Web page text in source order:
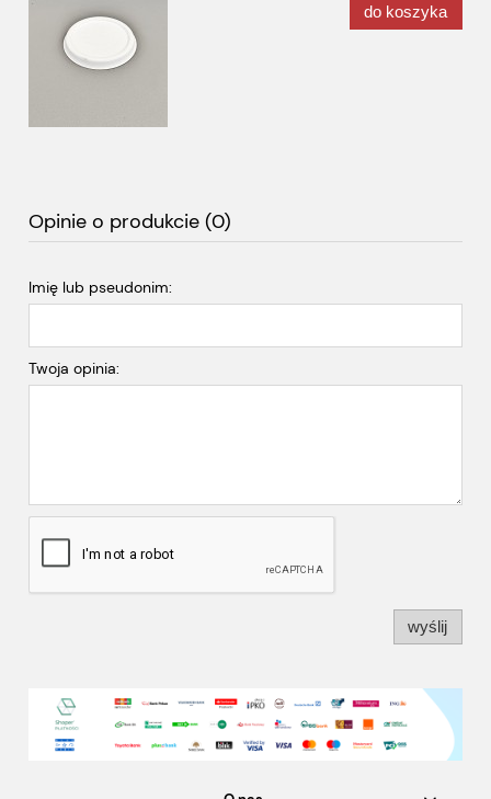
do koszyka
Opinie o produkcie (0)
Imię lub pseudonim:
Twoja opinia:
wyślij